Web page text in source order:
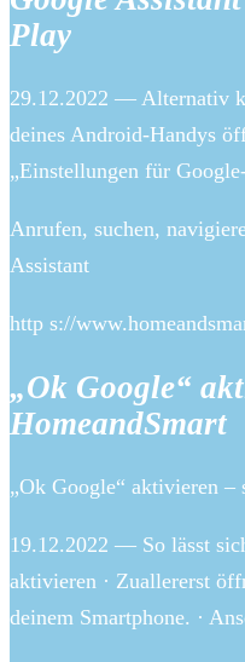
Play
29.12.2022 — Alternativ
deines Android-Handys
„Einstellungen für
Anrufen, suchen,
Assistant
http s://
„Ok Google“
HomeandSmart
„Ok Google“ aktivieren –
19.12.2022 — So lässt
aktivieren · Zuallererst
deinem Smartphone. ·